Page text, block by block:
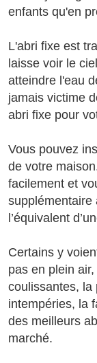
enfants qu'en
L'abri fixe est
laisse voir le
atteindre l'eau
jamais victime
abri fixe pour
Vous pouvez
de votre
facilement et
supplémentaire
l’équivalent
Certains y
pas en plein
coulissantes, la
intempéries, la
des meilleurs
marché.